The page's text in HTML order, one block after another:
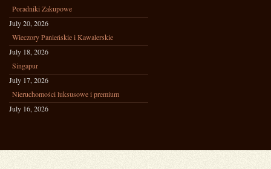
Poradniki Zakupowe
July 20, 2026
Wieczory Panieńskie i Kawalerskie
July 18, 2026
Singapur
July 17, 2026
Nieruchomości luksusowe i premium
July 16, 2026